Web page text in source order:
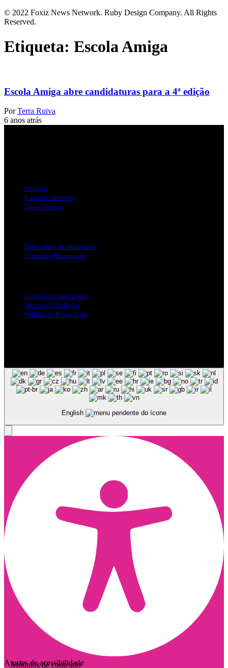
© 2022 Foxiz News Network. Ruby Design Company. All Rights
Reserved.
Etiqueta: Escola Amiga
Escola Amiga abre candidaturas para a 4ª edição
Por Terra Ruiva
6 anos atrás
Notícias
Estatuto Editorial
Ficha Técnica
Publicidade & Assinaturas
Conteúdo Patrocinado
Contactos e Info Legal
Termos e Condições
Politica de Privacidade
English
Ajustes de acessibilidade
Módulos de conteúdo